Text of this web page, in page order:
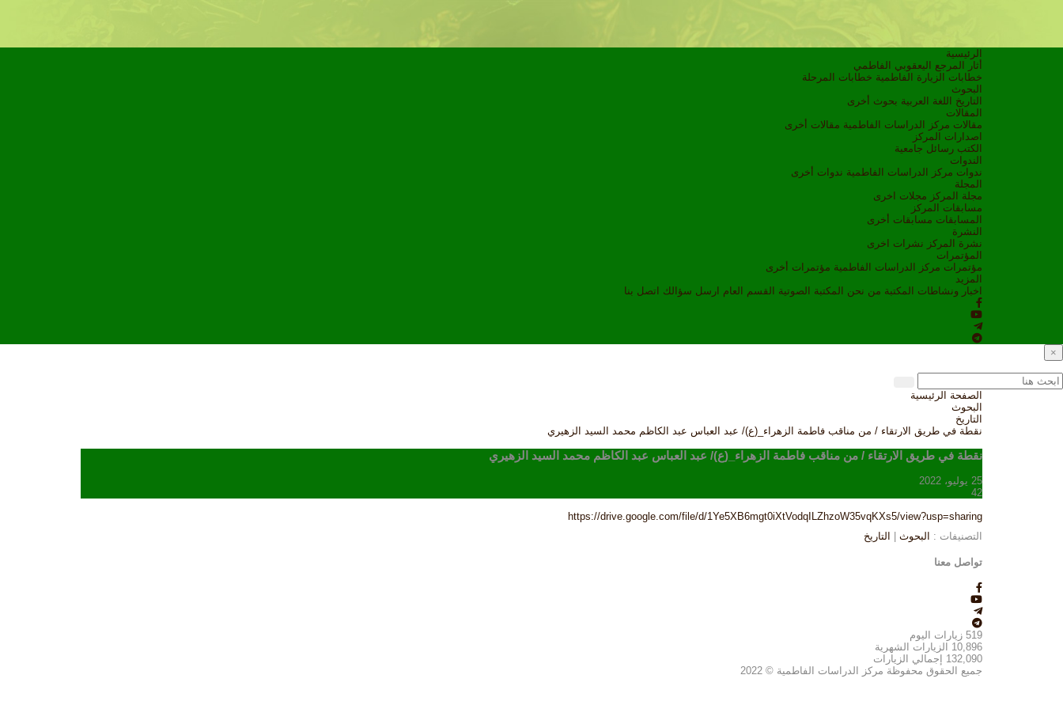
الرئيسية
أثار المرجع اليعقوبي الفاطمي
خطابات الزيارة الفاطمية خطابات المرحلة
البحوث
التاريخ
اللغة العربية بحوث أخرى
المقالات
مقالات مركز الدراسات الفاطمية مقالات أخرى
اصدارات المركز
الكتب رسائل جامعية
الندوات
ندوات مركز الدراسات الفاطمية ندوات أخرى
المجلة
مجلة المركز مجلات اخرى
مسابقات المركز
المسابقات مسابقات أخرى
النشرة
نشرة المركز نشرات اخرى
المؤتمرات
مؤتمرات مركز الدراسات الفاطمية مؤتمرات أخرى
المزيد
اخبار ونشاطات
المكتبة من نحن المكتبة الصوتية القسم العام ارسل سؤالك اتصل بنا
×
الصفحة الرئيسية
البحوث
التاريخ
نقطة في طريق الارتقاء / من مناقب فاطمة الزهراء_(ع)/ عبد العباس عبد الكاظم محمد السيد الزهيري
نقطة في طريق الارتقاء / من مناقب فاطمة الزهراء_(ع)/ عبد العباس عبد الكاظم محمد السيد الزهيري
25 يوليو، 2022
42
https://drive.google.com/file/d/1Ye5XB6mgt0iXtVodqILZhzoW35vqKXs5/view?usp=sharing
التصنيفات : البحوث التاريخ
تواصل معنا
519 زيارات اليوم
10,896
الزيارات الشهرية
132,090
إجمالي الزيارات
جميع الحقوق محفوظة مركز الدراسات الفاطمية © 2022